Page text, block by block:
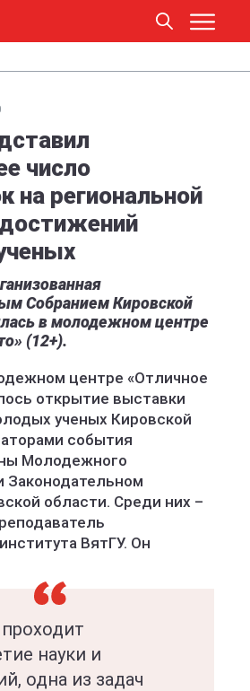
число
на региональной
Собранием Кировской
в молодежном центре
(12+).
центре «Отличное
открытие выставки
ученых Кировской
события
Молодежного
Законодательном
области. Среди них –
ВятГУ. Он
науки и
одна из задач